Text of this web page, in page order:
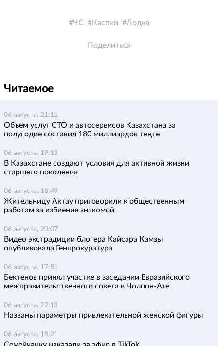
ЧС Каспий Лодка
Поделиться
Читаемое
06 августа, 21:11
Объем услуг СТО и автосервисов Казахстана за
полугодие составил 180 миллиардов теңге
06 августа, 19:13
В Казахстане создают условия для активной жизни
старшего поколения
06 августа, 18:49
Жительницу Актау приговорили к общественным
работам за избиение знакомой
06 августа, 20:07
Видео экстрадиции блогера Кайсара Камзы
опубликовала Генпрокуратура
06 августа, 17:51
Бектенов принял участие в заседании Евразийского
межправительственного совета в Чолпон-Ате
06 августа, 22:13
Названы параметры привлекательной женской фигуры
06 августа, 18:21